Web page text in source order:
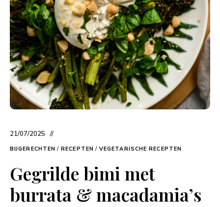
21/07/2025
BIJGERECHTEN / RECEPTEN / VEGETARISCHE RECEPTEN
Gegrilde bimi met
burrata & macadamia’s